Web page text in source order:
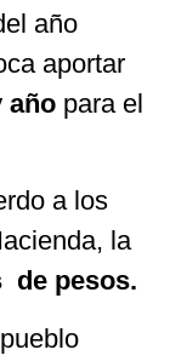
año
aportar
año para el
a los
la
de pesos.